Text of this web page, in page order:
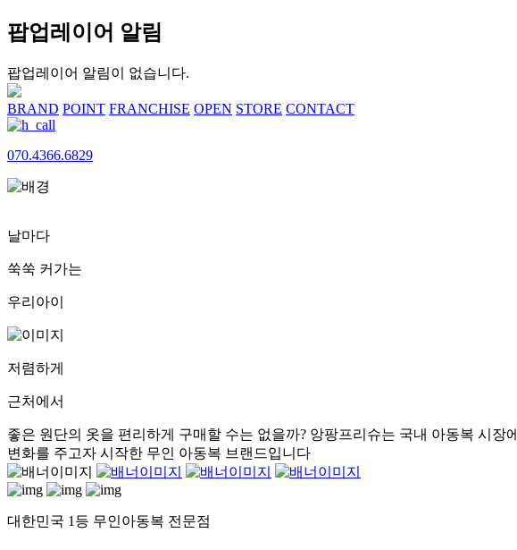
팝업레이어 알림
팝업레이어 알림이 없습니다.
BRAND POINT FRANCHISE OPEN STORE CONTACT
070.4366.6829
날마다
쑥쑥 커가는
우리아이
저렴하게
근처에서
좋은 원단의 옷을 편리하게 구매할 수는 없을까? 앙팡프리슈는 국내 아동복 시장에
변화를 주고자 시작한 무인 아동복 브랜드입니다
대한민국 1등 무인아동복 전문점